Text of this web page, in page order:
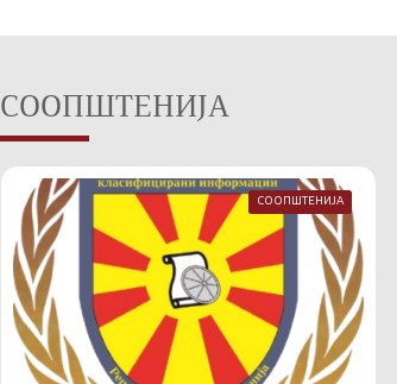
СООПШТЕНИЈА
СООПШТЕНИЈА